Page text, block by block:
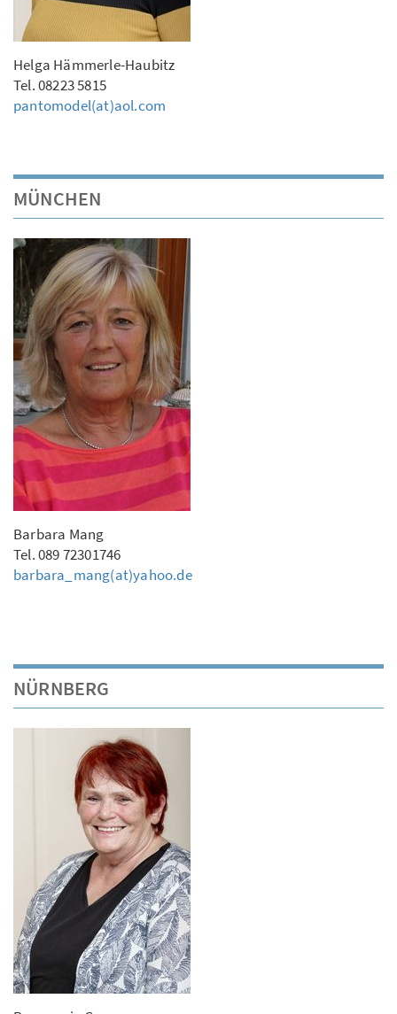
Helga Hämmerle-Haubitz
Tel. 08223 5815
pantomodel(at)aol.com
MÜNCHEN
Barbara Mang
Tel. 089 72301746
barbara_mang(at)yahoo.de
NÜRNBERG